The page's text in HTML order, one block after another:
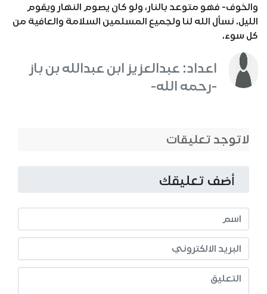
والخوف- فهو متوعد بالنار، ولو كان يصوم النهار ويقوم
الليل. نسأل الله لنا ولجميع المسلمين السلامة والعافية من
كل سوء.
اعداد: عبدالعزيز ابن عبدالله بن باز
-رحمه الله-
لاتوجد تعليقات
أضف تعليقك